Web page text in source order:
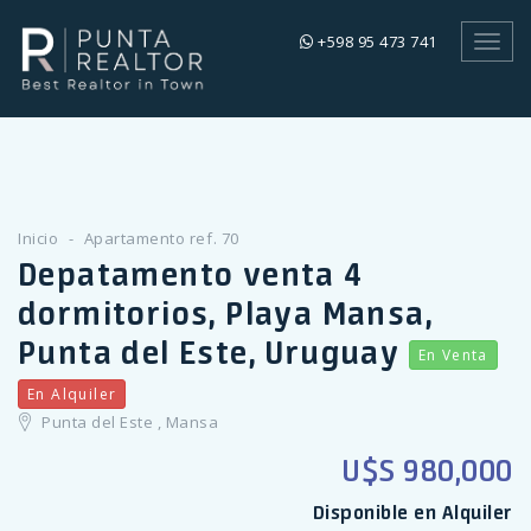
+598 95 473 741
Inicio Apartamento ref. 70
Depatamento venta 4
dormitorios, Playa Mansa,
Punta del Este, Uruguay
En Venta
En Alquiler
Punta del Este , Mansa
U$S 980,000
Disponible en Alquiler